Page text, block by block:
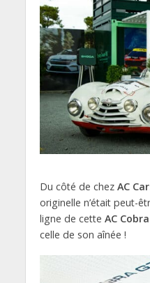
Du côté de chez AC
originelle n’était peut-
ligne de cette AC
celle de son aînée !